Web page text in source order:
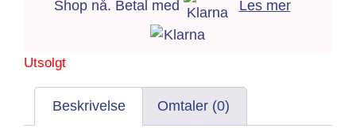
Shop nå. Betal med Les mer
Utsolgt
Beskrivelse Omtaler (0)